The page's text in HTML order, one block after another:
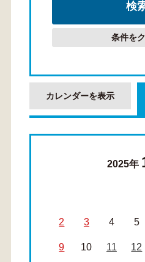
条件を
カレンダーを表示
2025年
2 3 4 5
9 10 11 12